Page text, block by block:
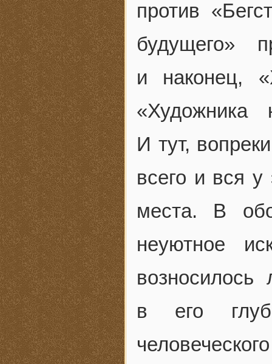
против
будущего»
и наконец,
«Художника
И тут,
всего и вся
места. В
неуютное
в его